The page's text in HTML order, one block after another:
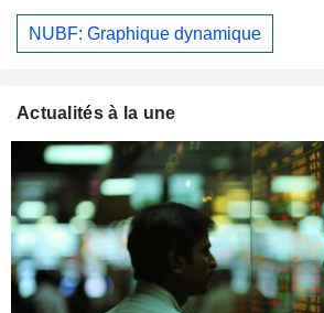
NUBF: Graphique dynamique
Actualités à la une